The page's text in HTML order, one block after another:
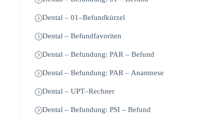
Dental – 01–Befundkürzel
Dental – Befundfavoriten
Dental – Befundung: PAR – Befund
Dental – Befundung: PAR – Anamnese
Dental – UPT–Rechner
Dental – Befundung: PSI – Befund